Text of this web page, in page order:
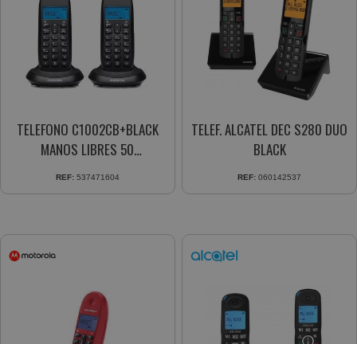
TELEFONO C1002CB+BLACK
MANOS LIBRES 50
CONTACTOS
REF: 537471604
TELEF. ALCATEL DEC S280 DUO
BLACK
REF: 060142537